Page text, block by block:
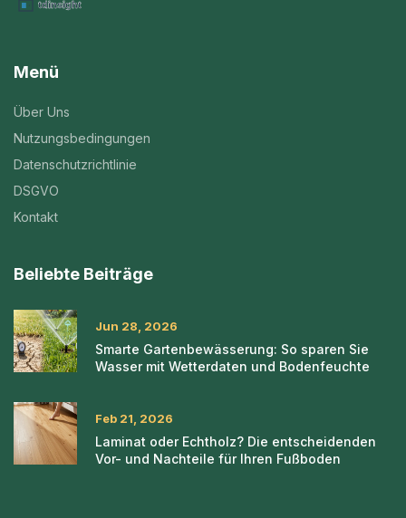
Menü
Über Uns
Nutzungsbedingungen
Datenschutzrichtlinie
DSGVO
Kontakt
Beliebte Beiträge
Jun 28, 2026
Smarte Gartenbewässerung: So sparen Sie
Wasser mit Wetterdaten und Bodenfeuchte
Feb 21, 2026
Laminat oder Echtholz? Die entscheidenden
Vor- und Nachteile für Ihren Fußboden